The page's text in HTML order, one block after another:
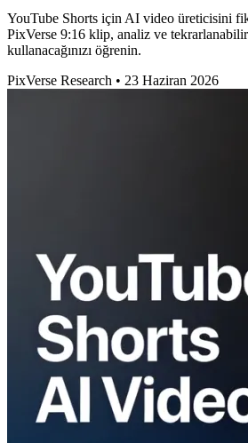
YouTube Shorts için AI video üreticisini
PixVerse 9:16 klip, analiz ve tekrarlanabilir
kullanacağınızı öğrenin.
PixVerse Research • 23 Haziran 2026